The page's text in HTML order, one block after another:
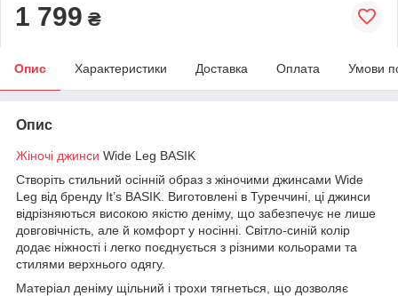
1 799 ₴
Опис Характеристики Доставка Оплата Умови
Опис
Жіночі джинси Wide Leg BASIK
Створіть стильний осінній образ з жіночими джинсами Wide
Leg від бренду It’s BASIK. Виготовлені в Туреччині, ці джинси
відрізняються високою якістю деніму, що забезпечує не лише
довговічність, але й комфорт у носінні. Світло-синій колір
додає ніжності і легко поєднується з різними кольорами та
стилями верхнього одягу.
Матеріал деніму щільний і трохи тягнеться, що дозволяє